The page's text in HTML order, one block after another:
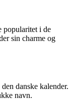
popularitet i de
sin charme og
danske kalender.
navn.